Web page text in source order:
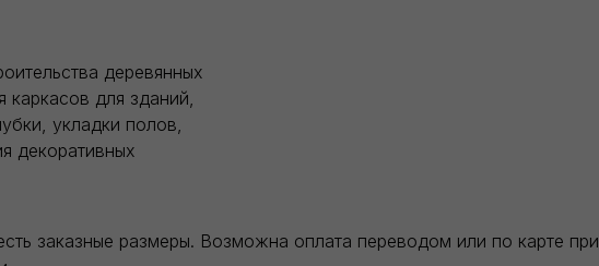
деревянных
каркасов для зданий,
укладки полов,
декоративных
заказные размеры. Возможна оплата переводом или по карте при